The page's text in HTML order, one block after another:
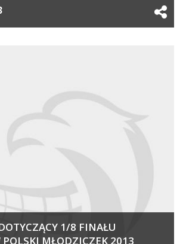
1/8 FINAŁU
MŁODZICZEK 2013